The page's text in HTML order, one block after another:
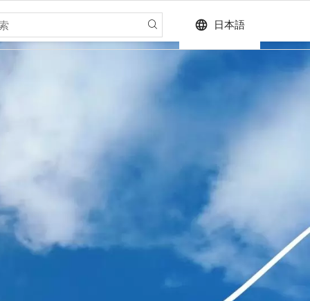
language 日本語